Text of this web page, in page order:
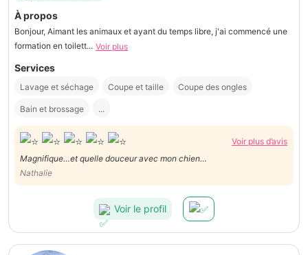
À propos
Bonjour, Aimant les animaux et ayant du temps libre, j'ai commencé une
formation en toilett... Voir plus
Services
Lavage et séchage Coupe et taille Coupe des ongles
Bain et brossage ...
Voir plus d’avis
Magnifique…et quelle douceur avec mon chien…
Nathalie
Voir le profil